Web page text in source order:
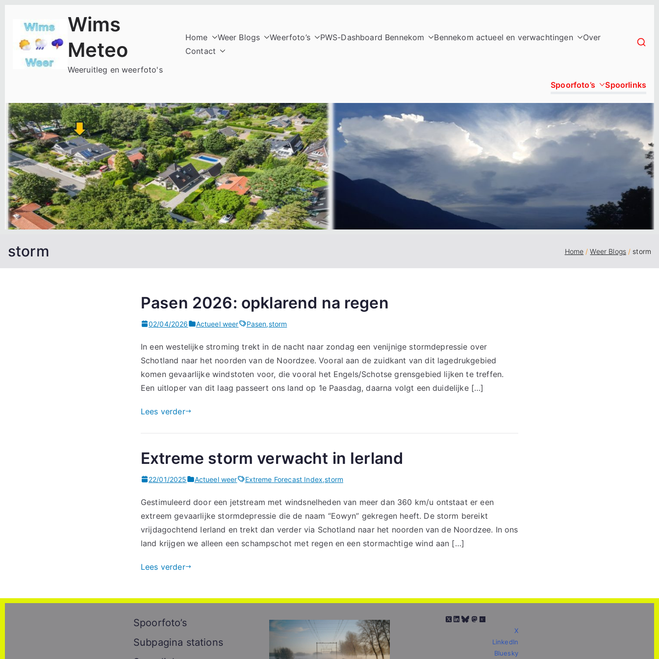
inhoud
Wims
Meteo
Weeruitleg en weerfoto's
Home Weer Blogs Weerfoto’s PWS-Dashboard Bennekom Bennekom actueel en verwachtingen
Over
Contact
Spoorfoto’s Spoorlinks
storm Home Weer Blogs storm
Pasen 2026: opklarend na regen
02/04/2026 Actueel weer Pasen,storm
In een westelijke stroming trekt in de nacht naar zondag een venijnige stormdepressie over
Schotland naar het noorden van de Noordzee. Vooral aan de zuidkant van dit lagedrukgebied
komen gevaarlijke windstoten voor, die vooral het Engels/Schotse grensgebied lijken te treffen.
Een uitloper van dit laag passeert ons land op 1e Paasdag, daarna volgt een duidelijke […]
Lees verder
Extreme storm verwacht in Ierland
22/01/2025 Actueel weer Extreme Forecast Index,storm
Gestimuleerd door een jetstream met windsnelheden van meer dan 360 km/u ontstaat er een
extreem gevaarlijke stormdepressie die de naam “Eowyn” gekregen heeft. De storm bereikt
vrijdagochtend Ierland en trekt dan verder via Schotland naar het noorden van de Noordzee. In ons
land krijgen we alleen een schampschot met regen en een stormachtige wind aan […]
Lees verder
Spoorfoto’s
Subpagina stations
X
LinkedIn
Bluesky